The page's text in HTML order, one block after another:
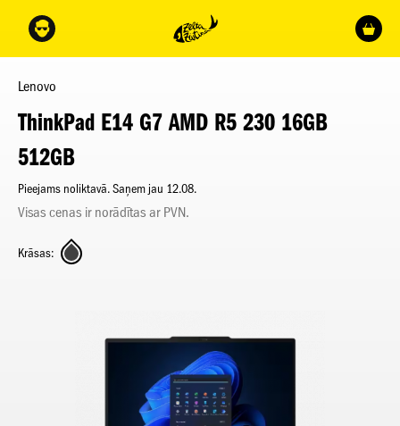
Lenovo
ThinkPad E14 G7 AMD R5 230 16GB
512GB
Pieejams noliktavā. Saņem jau 12.08.
Visas cenas ir norādītas ar PVN.
Krāsas: